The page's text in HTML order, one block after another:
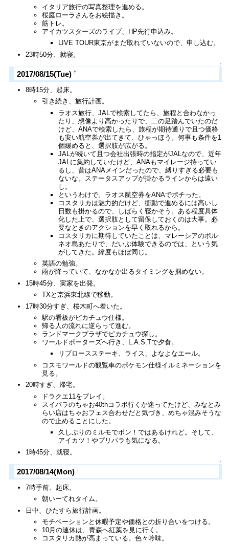
イタリア旅行の写真整理を進める。
桜庭ローラさんをお絵描き。
筋トレ。
アイカツスターズのライブ、HP先行申込み。
LIVE TOUR東京がまだ取れていないので、申し込む。
23時50分、就寝。
↑
2017/08/15(Tue) †
8時15分、起床。
引き続き、旅行計画。
ラオス旅行、JALで検索してたら、旅程と合わなかっ
たり、想像より高かったりで、二の足踏んでいたのだ
けど、ANAで検索したら、旅程が期待通りで且つ価格
も安い航空券が出てきて、ひゃっほう。何事も条件を1
個緩めると、選択肢が広がる。
JALが続いて且つ会社出張時の指定がJALなので、近年
JALに集約していたけど、ANAもマイレージ持ってい
るし、昔はANAメインだったので、縛りすぎる必要も
ないな。ステータスアップが掛かるラインからは遠い
し。
というわけで、ラオス航空券をANAでポチった。
コスタリカは魅力的だけど、衝動で進めるには高いし
日数も掛かるので、しばらく寝かそう。ある程度具体
化した上で、選択肢として留保しておくのは大事。必
要なときのアクションを早く取れるから。
コスタリカに期待していたことは、マレーシアのボル
ネオ島あたりで、だいぶ体験できるのでは、という気
がしてきた。緯度もほぼ同じ。
英語の勉強。
雨が降っていて、なかなか出るタイミングを掴めない。
15時45分、実家を出発。
TXと京浜東北線で移動。
17時30分すぎ、桜木町へ着いた。
駅の看板がピカチュウ仕様。
帰る人の流れに逆らって進む。
ランドマークプラザでピカチュウ探し。
ワールドポーターズへ行き、L.A.S.Tで夕食。
リブロースステーキ、ライス、よなよなエール。
コスモワールドの観覧車のポケモン仕様イルミネーションを
見る。
20時すぎ、帰宅。
ドラクエ11をプレイ。
スイパラのちゃお40thコラボ行くか迷ってたけど、みなとみ
らい店はちゃおフェス合わせだと気づき、めちゃ混みそうな
ので止めることにした。
久しぶりのミルモでポン！ではあるけれど。そして、
アイカツ！やプリパラも気になる。
1時45分、就寝。
↑
2017/08/14(Mon) †
7時手前、起床。
朝いーてれタイム。
日中、ひたすら旅行計画。
モチベーションと休暇予定や価格との折り合いをつける。
10月の連休は、青森へ紅葉を見に行く。
コスタリカ熱が高まっている。色々吟味。